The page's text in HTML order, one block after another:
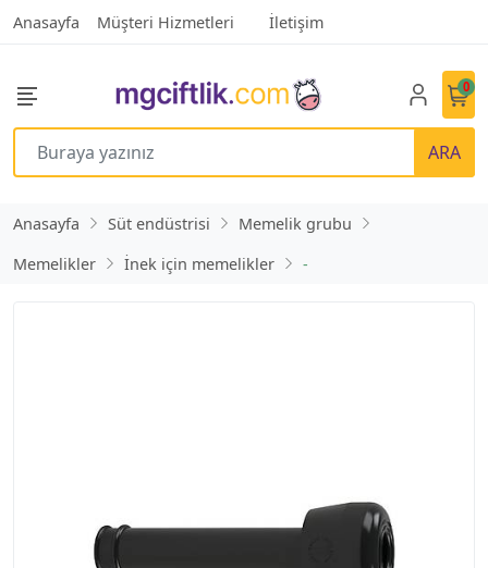
Anasayfa Müşteri Hizmetleri İletişim
ARA
0
Anasayfa Süt endüstrisi
Memelik grubu
Memelikler
İnek için memelikler -